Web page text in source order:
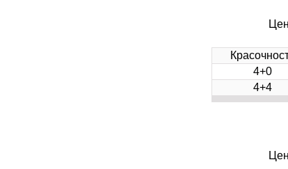
4+0
4+4